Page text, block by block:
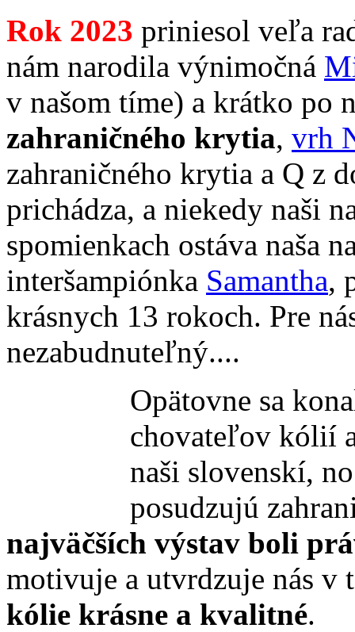
Rok 2023 priniesol veľa
nám narodila výnimočná
v našom tíme) a krátko po
zahraničného krytia, vrh
zahraničného krytia a Q z
prichádza, a niekedy naši
spomienkach ostáva naša
interšampiónka Samantha,
krásnych 13 rokoch. Pre
nezabudnuteľný....
Opätovne sa
chovateľov kólií
naši slovenskí,
posudzujú
najväčších výstav boli
motivuje a utvrdzuje nás v
kólie krásne a kvalitné.